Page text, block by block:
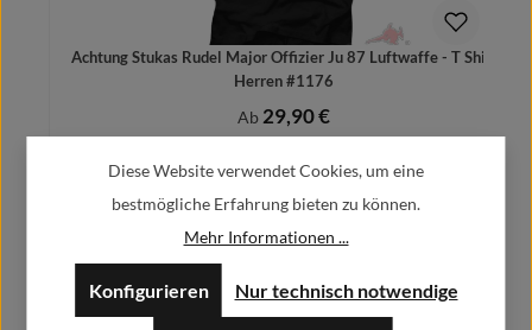
Achtung Stukas Rudel Major Offizier Ju 87 Luftwaffe - T Shirt
Herren #1176
Regulärer Preis:
Ab 29,90 €
Preise inkl. MwSt. zzgl. Versandkosten
DetailsHerstellerinformationen:
Diese Website verwendet Cookies, um eine
bestmögliche Erfahrung bieten zu können.
Mehr Informationen ...
Nur technisch notwendige
Konfigurieren